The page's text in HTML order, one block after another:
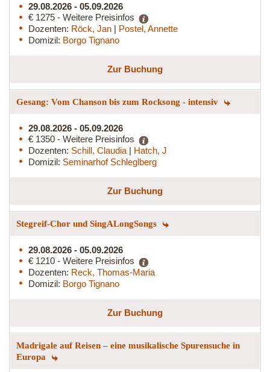
29.08.2026 - 05.09.2026
€ 1275 - Weitere Preisinfos
Dozenten: Röck, Jan | Postel, Annette
Domizil: Borgo Tignano
Zur Buchung
Gesang: Vom Chanson bis zum Rocksong - intensiv
29.08.2026 - 05.09.2026
€ 1350 - Weitere Preisinfos
Dozenten: Schill, Claudia | Hatch, J
Domizil: Seminarhof Schleglberg
Zur Buchung
Stegreif-Chor und SingALongSongs
29.08.2026 - 05.09.2026
€ 1210 - Weitere Preisinfos
Dozenten: Reck, Thomas-Maria
Domizil: Borgo Tignano
Zur Buchung
Madrigale auf Reisen – eine musikalische Spurensuche in
Europa